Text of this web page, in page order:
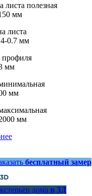
полезная
мм
листа
0.7 мм
профиля
мм
мм
мм
бесплатный замер
дома в 3Д